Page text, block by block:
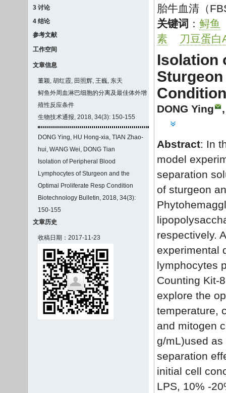
3 讨论
4 结论
参考文献
工作空间
文章信息
董颖, 胡红霞, 田照辉, 王巍, 东天
鲟鱼外周血淋巴细胞的分离及最佳体外增
殖性反应条件
生物技术通报, 2018, 34(3): 150-155
DONG Ying, HU Hong-xia, TIAN Zhao-
hui, WANG Wei, DONG Tian
Isolation of Peripheral Blood
Lymphocytes of Sturgeon and the
Optimal Proliferate Resp Condition
Biotechnology Bulletin, 2018, 34(3):
150-155
文章历史
收稿日期：2017-11-23
胎牛血清（
关键词 ： 鲟鱼
素
刀豆蛋白
Isolation
Condition
DONG Ying
Abstract: In
model
separation
of sturgeon
respectively.
experimental
lymphocytes
Counting Kit-
explore the
temperature,
and mitogen
g/mL)used
separation
initial cell
LPS, 10% -